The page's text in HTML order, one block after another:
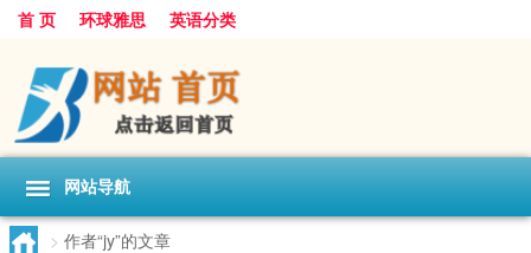
首 页 环球雅思 英语分类
网站导航
> 作者“jy”的文章